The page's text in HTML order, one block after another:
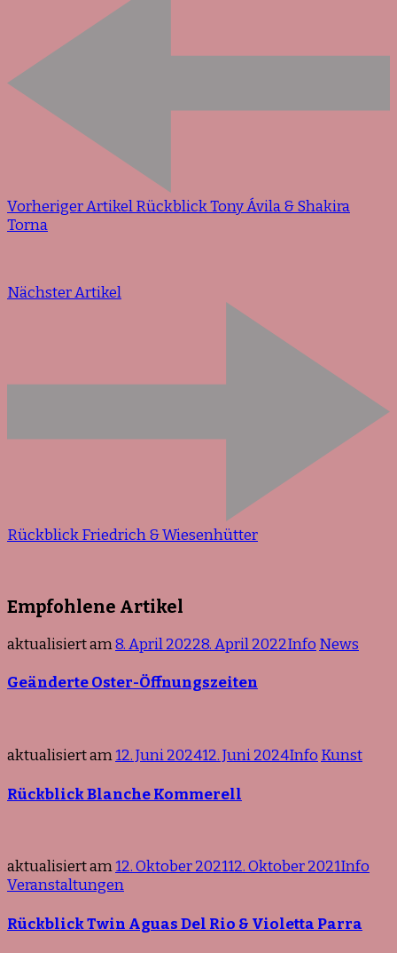
Vorheriger ArtikelRückblick Tony Ávila & Shakira
Torna
Nächster Artikel
Rückblick Friedrich & Wiesenhütter
Empfohlene Artikel
aktualisiert am8. April 20228. April 2022Info News
Geänderte Oster-Öffnungszeiten
aktualisiert am12. Juni 202412. Juni 2024Info Kunst
Rückblick Blanche Kommerell
aktualisiert am12. Oktober 202112. Oktober 2021Info
Veranstaltungen
Rückblick Twin Aguas Del Rio & Violetta Parra